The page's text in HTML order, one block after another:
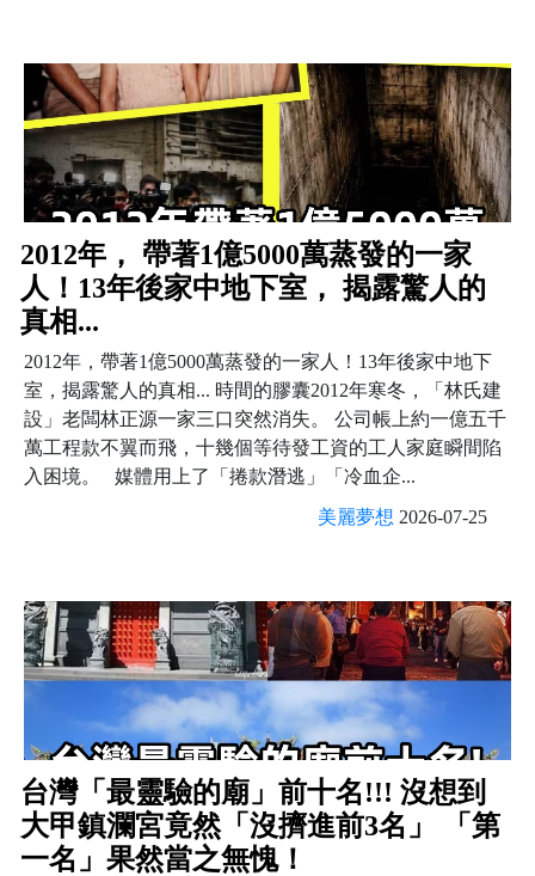
2012年， 帶著1億5000萬蒸發的一家
人！13年後家中地下室， 揭露驚人的
真相...
2012年，帶著1億5000萬蒸發的一家人！13年後家中地下
室，揭露驚人的真相... 時間的膠囊2012年寒冬，「林氏建
設」老闆林正源一家三口突然消失。 公司帳上約一億五千
萬工程款不翼而飛，十幾個等待發工資的工人家庭瞬間陷
入困境。 媒體用上了「捲款潛逃」「冷血企...
美麗夢想 2026-07-25
台灣「最靈驗的廟」前十名!!! 沒想到
大甲鎮瀾宮竟然「沒擠進前3名」 「第
一名」果然當之無愧！